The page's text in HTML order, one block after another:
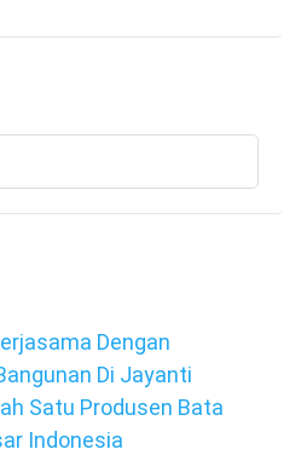
Dengan
Di Jayanti
Satu Produsen Bata
Indonesia